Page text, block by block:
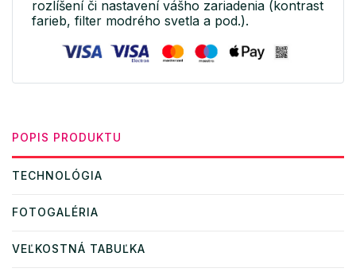
rozlíšení či nastavení vášho zariadenia (kontrast
farieb, filter modrého svetla a pod.).
POPIS PRODUKTU
TECHNOLÓGIA
FOTOGALÉRIA
VEĽKOSTNÁ TABUĽKA